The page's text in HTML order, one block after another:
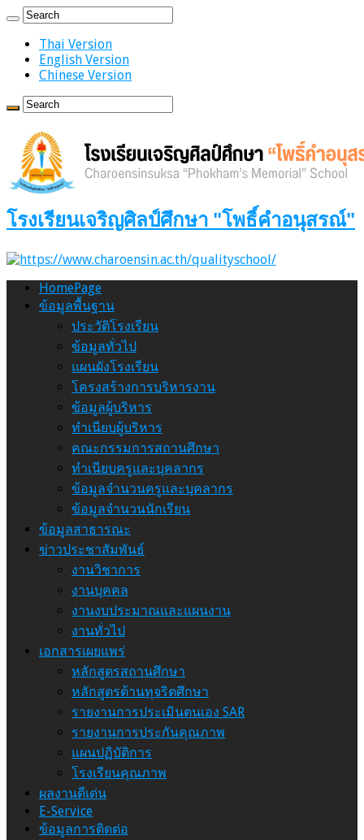
Thai Version
English Version
Chinese Version
โรงเรียนเจริญศิลป์ศึกษา "โพธิ์คำอนุสรณ์"
HomePage
ข้อมูลพื้นฐาน
ประวัติโรงเรียน
ข้อมูลทั่วไป
แผนผังโรงเรียน
โครงสร้างการบริหารงาน
ข้อมูลผู้บริหาร
ทำเนียบผู้บริหาร
คณะกรรมการสถานศึกษา
ทำเนียบครูและบุคลากร
ข้อมูลจำนวนครูและบุคลากร
ข้อมูลจำนวนนักเรียน
ข้อมูลสาธารณะ
ข่าวประชาสัมพันธ์
งานวิชาการ
งานบุคคล
งานงบประมาณและแผนงาน
งานทั่วไป
เอกสารเผยแพร่
หลักสูตรสถานศึกษา
หลักสูตรต้านทุจริตศึกษา
รายงานการประเมินตนเอง SAR
รายงานการประกันคุณภาพ
แผนปฏิบัติการ
โรงเรียนคุณภาพ
ผลงานดีเด่น
E-Service
ข้อมูลการติดต่อ